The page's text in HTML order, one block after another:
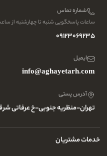
شماره تماس
ساعات پاسخگویی شنبه تا چهارشنبه از ساعت ۸ تا
09123069235
ایمیل
info@aghayetarh.com
آدرس پستی
تهران-منظریه جنوبی-خ عرفاتی
خدمات مشتریان